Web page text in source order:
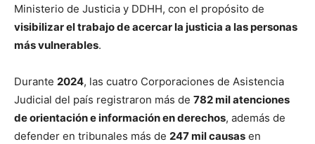
Ministerio de Justicia y DDHH, con el propósito de
visibilizar el trabajo de acercar la justicia a las personas
más vulnerables.
Durante 2024, las cuatro Corporaciones de Asistencia
Judicial del país registraron más de 782 mil atenciones
de orientación e información en derechos, además de
defender en tribunales más de 247 mil causas en